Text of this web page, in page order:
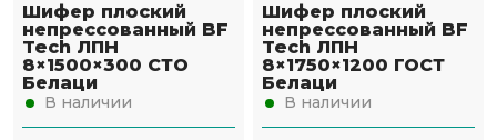
Шифер плоский
непрессованный BF
Tech ЛПН
8×1500×300 СТО
Белаци
В наличии
Шифер плоский
непрессованный BF
Tech ЛПН
8×1750×1200 ГОСТ
Белаци
В наличии